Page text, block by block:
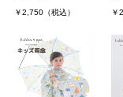
めちゃくちゃ可愛い
ますw
こんな可愛い商品を
￥2,750（税込） ￥